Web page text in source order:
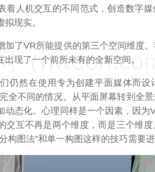
着人机交互的不同范式，创造数字
现实。
加了VR所能提供的第三个空间维度
现了一个前所未有的全新空间。
仍然在使用专为创建平面媒体而设
全不同的情况。从平面屏幕转到全
动态化。心理同样是一个因素，因为
交互不再是两个维度，而是三个维
构图法”和单一构图这样的技巧需要进
（